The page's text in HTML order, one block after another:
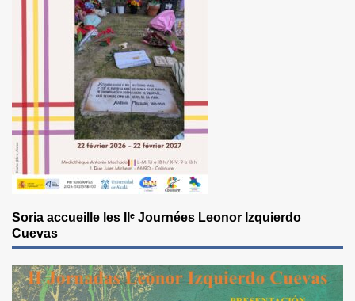
Soria accueille les IIᵉ Journées Leonor Izquierdo
Cuevas